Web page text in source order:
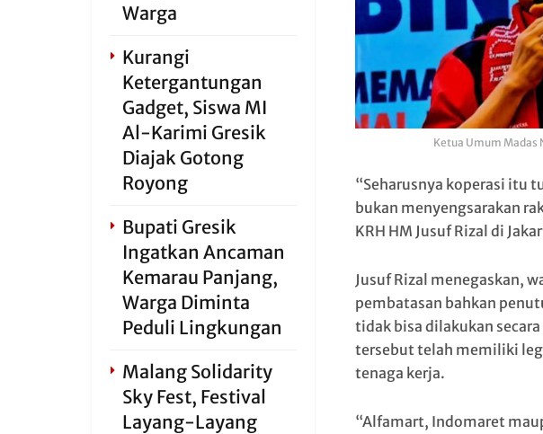
Ketua Umum Madas
“Seharusnya koperasi itu
bukan menyengsarakan
KRH HM Jusuf Rizal di
Jusuf Rizal menegaskan,
pembatasan bahkan
tidak bisa dilakukan
tersebut telah memiliki
tenaga kerja.
“Alfamart, Indomaret
Warga
Kurangi
Ketergantungan
Gadget, Siswa MI
Al-Karimi Gresik
Diajak Gotong
Royong
Bupati Gresik
Ingatkan Ancaman
Kemarau Panjang,
Warga Diminta
Peduli Lingkungan
Malang Solidarity
Sky Fest, Festival
Layang-Layang